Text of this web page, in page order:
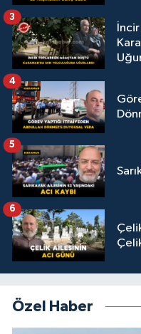
3
4
5
6
Özel Haber